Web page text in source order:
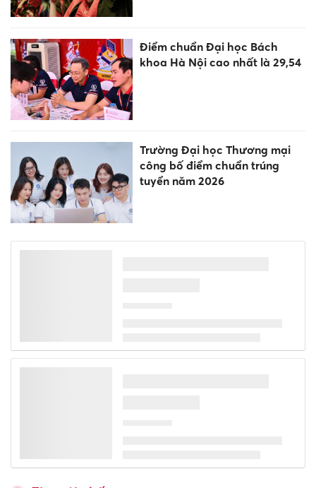
Điểm chuẩn Đại học Bách
khoa Hà Nội cao nhất là 29,54
Trường Đại học Thương mại
công bố điểm chuẩn trúng
tuyển năm 2026
Học viện Phụ nữ Việt Nam